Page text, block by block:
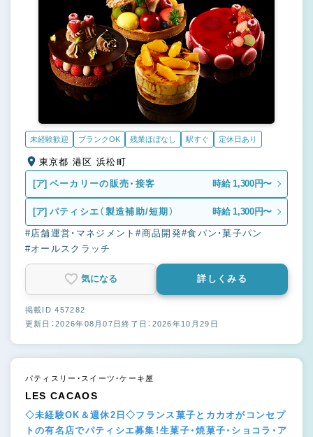
未経験歓迎 ブランクOK 残業ほぼなし 駅すぐ 定休日あり
東京都 港区 浜松町
[ア] ベーカリーの販売・接客 時給 1,300円〜
[ア] パティシエ（製造補助/短期） 時給 1,300円〜
#店舗運営・マネジメント#商品開発#食パン・菓子パン
#オールスクラッチ
気になる 詳しくみる
掲載ID 457282
更新日：2026年08月07日終了日：2026年10月29日
パティスリー・スイーツ・ケーキ屋
LES CACAOS
◇未経験OK＆週休2日◇フランス菓子とカカオがコンセプ
トの有名店でパティシエ募集！生菓子・焼菓子・ショコラ・ア